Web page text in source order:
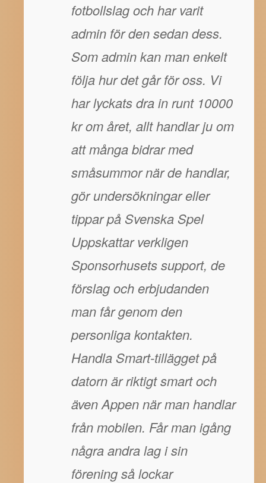
fotbollslag och har varit
admin för den sedan dess.
Som admin kan man enkelt
följa hur det går för oss. Vi
har lyckats dra in runt 10000
kr om året, allt handlar ju om
att många bidrar med
småsummor när de handlar,
gör undersökningar eller
tippar på Svenska Spel
Uppskattar verkligen
Sponsorhusets support, de
förslag och erbjudanden
man får genom den
personliga kontakten.
Handla Smart-tillägget på
datorn är riktigt smart och
även Appen när man handlar
från mobilen. Får man igång
några andra lag i sin
förening så lockar